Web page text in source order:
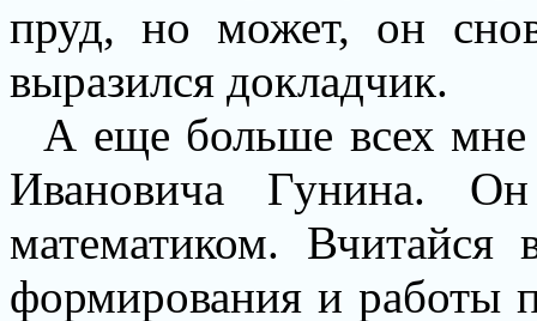
пруд, но может, он
выразился докладчик.
А еще больше всех мне
Ивановича Гунина.
математиком. Вчитайся
формирования и работы